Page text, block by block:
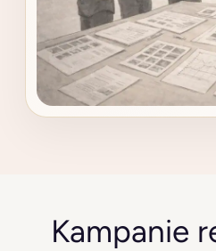
Kampanie